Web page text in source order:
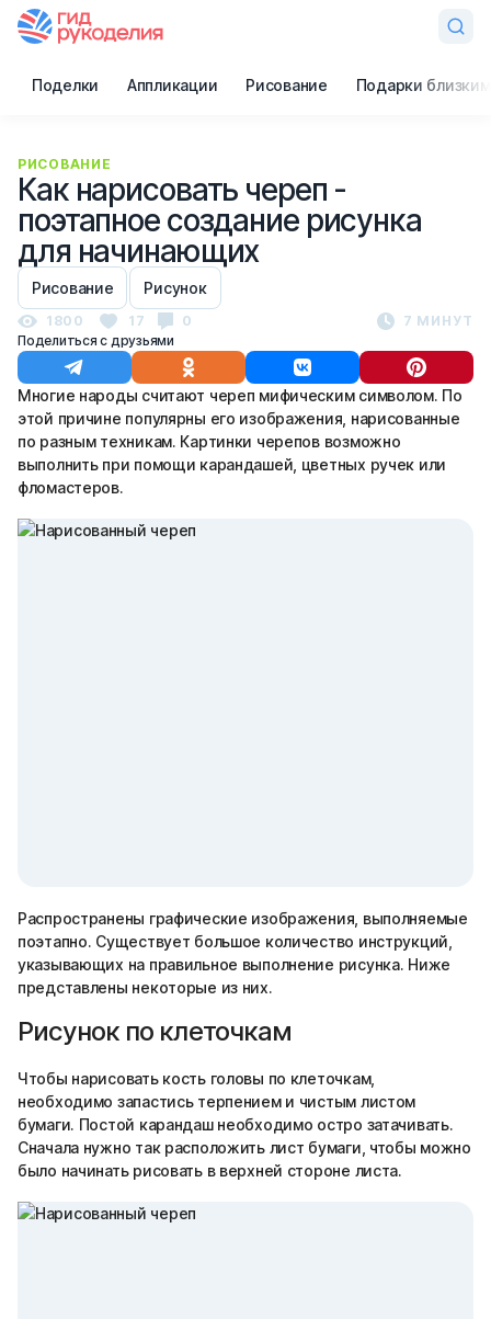
Поделки Аппликации Рисование Подарки близким
РИСОВАНИЕ
Как нарисовать череп -
поэтапное создание рисунка
для начинающих
Рисование Рисунок
1800 17 0
7 МИНУТ
Поделиться с друзьями
Многие народы считают череп мифическим символом. По
этой причине популярны его изображения, нарисованные
по разным техникам. Картинки черепов возможно
выполнить при помощи карандашей, цветных ручек или
фломастеров.
Распространены графические изображения, выполняемые
поэтапно. Существует большое количество инструкций,
указывающих на правильное выполнение рисунка. Ниже
представлены некоторые из них.
Рисунок по клеточкам
Чтобы нарисовать кость головы по клеточкам,
необходимо запастись терпением и чистым листом
бумаги. Постой карандаш необходимо остро затачивать.
Сначала нужно так расположить лист бумаги, чтобы можно
было начинать рисовать в верхней стороне листа.